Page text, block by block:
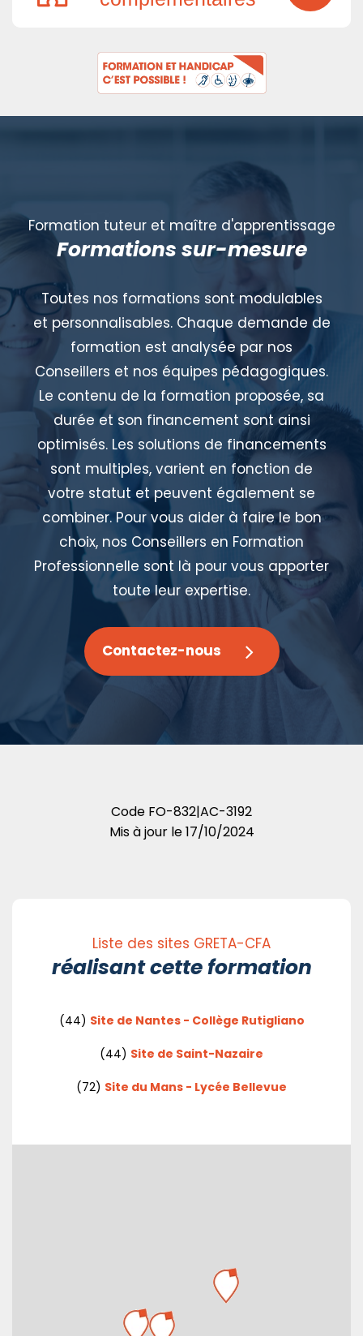
Formation tuteur et maître d'apprentissage
Formations sur-mesure
Toutes nos formations sont modulables
et personnalisables. Chaque demande de
formation est analysée par nos
Conseillers et nos équipes pédagogiques.
Le contenu de la formation proposée, sa
durée et son financement sont ainsi
optimisés. Les solutions de financements
sont multiples, varient en fonction de
votre statut et peuvent également se
combiner. Pour vous aider à faire le bon
choix, nos Conseillers en Formation
Professionnelle sont là pour vous apporter
toute leur expertise.
Contactez-nous
Code FO-832|AC-3192
Mis à jour le17/10/2024
Liste des sites GRETA-CFA
réalisant cette formation
(44) Site de Nantes - Collège Rutigliano
(44) Site de Saint-Nazaire
(72) Site du Mans - Lycée Bellevue